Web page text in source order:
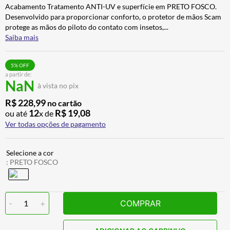
Acabamento Tratamento ANTI-UV e superfície em PRETO FOSCO.
Desenvolvido para proporcionar conforto, o protetor de mãos Scam
protege as mãos do piloto do contato com insetos,...
Saiba mais
a partir de:
NaN à vista no pix
5% OFF
R$228,99 no cartão
ou até 12x de R$19,08
Ver todas opções de pagamento
: PRETO FOSCO
- 1 + COMPRAR
7º BAU
8º CALÇA
9º AIROH
10º